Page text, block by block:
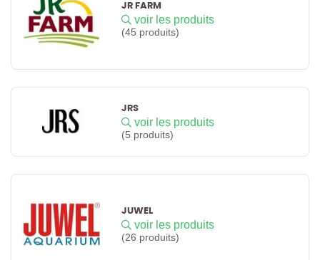
JR FARM
voir les produits
(45 produits)
JRS
voir les produits
(5 produits)
JUWEL
voir les produits
(26 produits)